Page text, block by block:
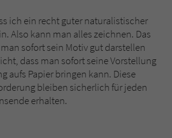
ich ein recht guter naturalistischer
Also kann man alles zeichnen. Das
sofort sein Motiv gut darstellen
dass man sofort seine Vorstellung
aufs Papier bringen kann. Diese
bleiben sicherlich für jeden
erhalten.